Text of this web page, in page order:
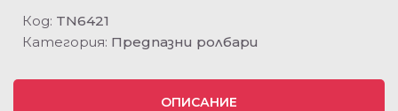
Код: TN6421
Категория: Предпазни ролбари
ОПИСАНИЕ